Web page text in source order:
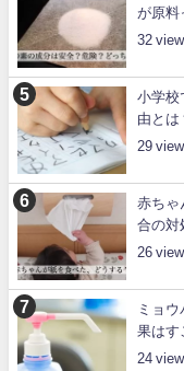
が原料
32
小学校
由とは
29
赤ちゃ
合の対
26
ミョ
果はす
24